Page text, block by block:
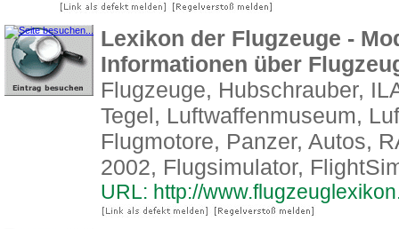
Lexikon der Flugzeuge -
Informationen über
Flugzeuge, Hubschrauber,
Tegel, Luftwaffenmuseum,
Flugmotore, Panzer, Autos,
2002, Flugsimulator,
URL: http://